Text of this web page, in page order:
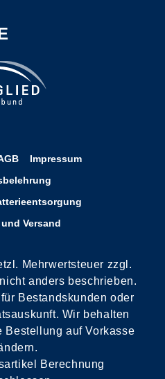
Impressum
Versand
Mehrwertsteuer zzgl.
anders beschrieben.
Bestandskunden oder
Wir behalten
Bestellung auf Vorkasse
Berechnung